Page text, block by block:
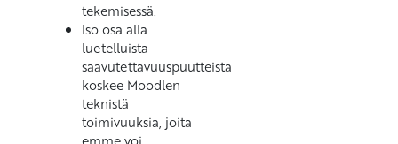
tekemisessä.
Iso osa alla
luetelluista
saavutettavuuspuutteista
koskee Moodlen
teknistä
toimivuuksia, joita